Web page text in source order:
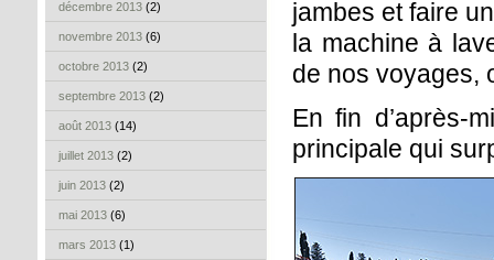
décembre 2013 (2)
novembre 2013 (6)
octobre 2013 (2)
septembre 2013 (2)
août 2013 (14)
juillet 2013 (2)
juin 2013 (2)
mai 2013 (6)
mars 2013 (1)
jambes et faire
la machine à
de nos voyages,
En fin d’après-
principale qui